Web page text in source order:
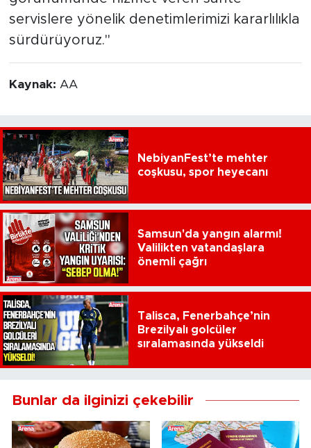
servislere yönelik denetimlerimizi kararlılıkla
sürdürüyoruz."
Kaynak: AA
NebiyanFest’te mehter
coşkusu, spor heyecanı
Samsun'da yangın alarmı!
Valilikten vatandaşlara
önemli çağrı
Talisca, Fenerbahçe’nin
Brezilyalı golcüler
sıralamasında yükseldi
Bunlar da ilginizi çekebilir